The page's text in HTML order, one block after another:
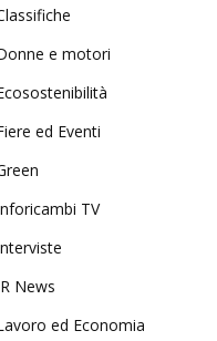
e motori
ed Eventi
TV
News
ed Economia